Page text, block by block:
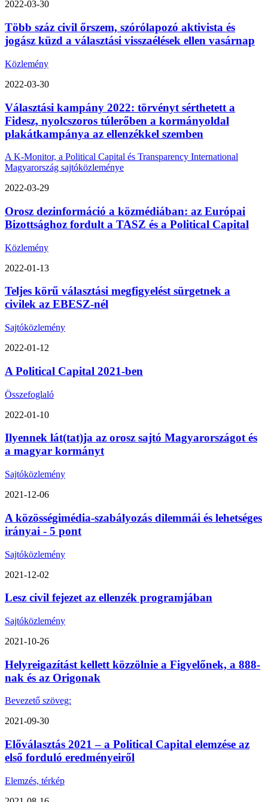
2022-03-30
Több száz civil őrszem, szórólapozó aktivista és
jogász küzd a választási visszaélések ellen vasárnap
Közlemény
2022-03-30
Választási kampány 2022: törvényt sérthetett a
Fidesz, nyolcszoros túlerőben a kormányoldal
plakátkampánya az ellenzékkel szemben
A K-Monitor, a Political Capital és Transparency International
Magyarország sajtóközleménye
2022-03-29
Orosz dezinformáció a közmédiában: az Európai
Bizottsághoz fordult a TASZ és a Political Capital
Közlemény
2022-01-13
Teljes körű választási megfigyelést sürgetnek a
civilek az EBESZ-nél
Sajtóközlemény
2022-01-12
A Political Capital 2021-ben
Összefoglaló
2022-01-10
Ilyennek lát(tat)ja az orosz sajtó Magyarországot és
a magyar kormányt
Sajtóközlemény
2021-12-06
A közösségimédia-szabályozás dilemmái és lehetséges
irányai - 5 pont
Sajtóközlemény
2021-12-02
Lesz civil fejezet az ellenzék programjában
Sajtóközlemény
2021-10-26
Helyreigazítást kellett közzölnie a Figyelőnek, a 888-
nak és az Origonak
Bevezető szöveg:
2021-09-30
Előválasztás 2021 – a Political Capital elemzése az
első forduló eredményeiről
Elemzés, térkép